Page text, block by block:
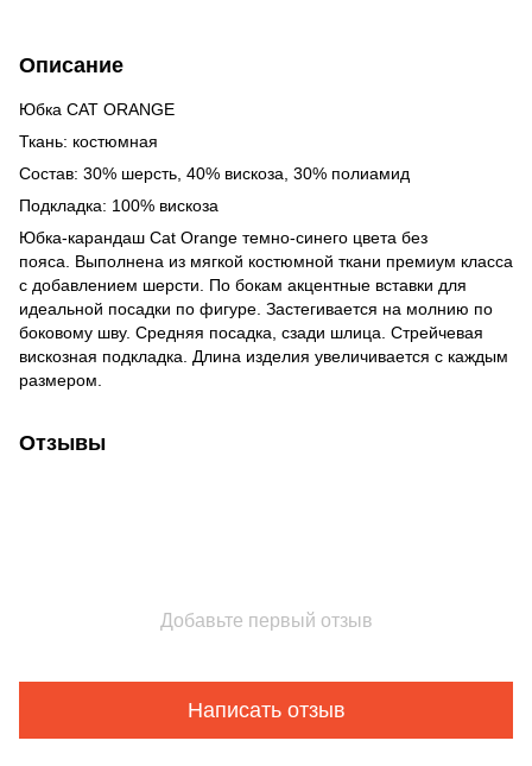
Описание
Юбка CAT ORANGE
Ткань: костюмная
Состав: 30% шерсть, 40% вискоза, 30% полиамид
Подкладка: 100% вискоза
Юбка-карандаш Cat Orange темно-синего цвета без
пояса. Выполнена из мягкой костюмной ткани премиум класса
с добавлением шерсти. По бокам акцентные вставки для
идеальной посадки по фигуре. Застегивается на молнию по
боковому шву. Средняя посадка, сзади шлица. Стрейчевая
вискозная подкладка. Длина изделия увеличивается с каждым
размером.
Отзывы
Добавьте первый отзыв
Написать отзыв